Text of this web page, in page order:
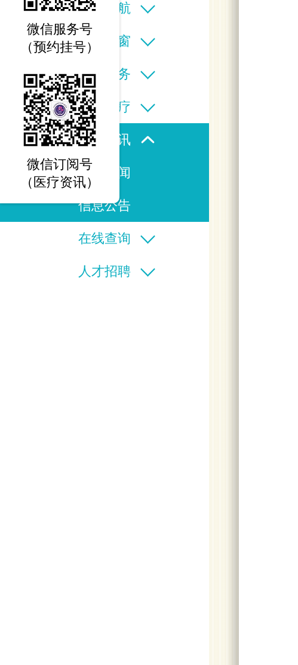
科室导航
专家之窗
医疗服务
特色诊疗
新闻资讯
医院新闻
信息公告
在线查询
人才招聘
微信服务号
（预约挂号）
微信订阅号
（医疗资讯）